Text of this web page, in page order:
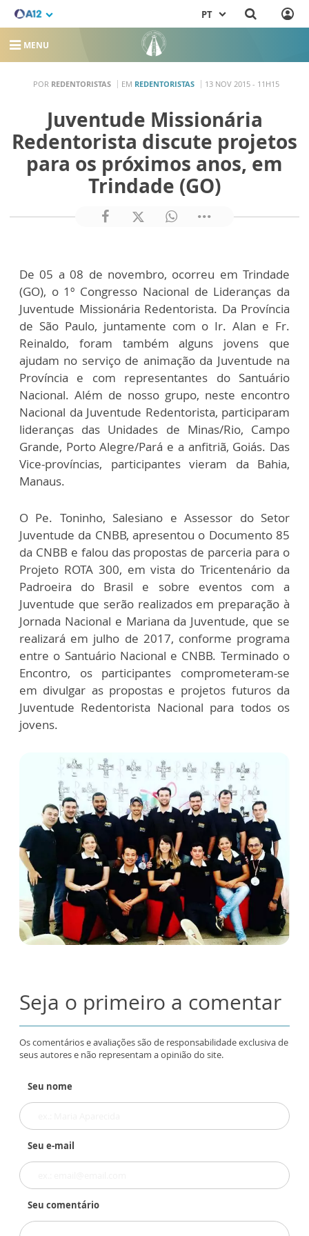
PT
MENU
POR REDENTORISTAS EM REDENTORISTAS 13 NOV 2015 - 11H15
Juventude Missionária
Redentorista discute projetos
para os próximos anos, em
Trindade (GO)
De 05 a 08 de novembro, ocorreu em Trindade
(GO), o 1º Congresso Nacional de Lideranças da
Juventude Missionária Redentorista. Da Província
de São Paulo, juntamente com o Ir. Alan e Fr.
Reinaldo, foram também alguns jovens que
ajudam no serviço de animação da Juventude na
Província e com representantes do Santuário
Nacional. Além de nosso grupo, neste encontro
Nacional da Juventude Redentorista, participaram
lideranças das Unidades de Minas/Rio, Campo
Grande, Porto Alegre/Pará e a anfitriã, Goiás. Das
Vice-províncias, participantes vieram da Bahia,
Manaus.
O Pe. Toninho, Salesiano e Assessor do Setor
Juventude da CNBB, apresentou o Documento 85
da CNBB e falou das propostas de parceria para o
Projeto ROTA 300, em vista do Tricentenário da
Padroeira do Brasil e sobre eventos com a
Juventude que serão realizados em preparação à
Jornada Nacional e Mariana da Juventude, que se
realizará em julho de 2017, conforme programa
entre o Santuário Nacional e CNBB. Terminado o
Encontro, os participantes comprometeram-se
em divulgar as propostas e projetos futuros da
Juventude Redentorista Nacional para todos os
jovens.
Seja o primeiro a comentar
Os comentários e avaliações são de responsabilidade exclusiva de
seus autores e não representam a opinião do site.
Seu nome
Seu e-mail
Seu comentário